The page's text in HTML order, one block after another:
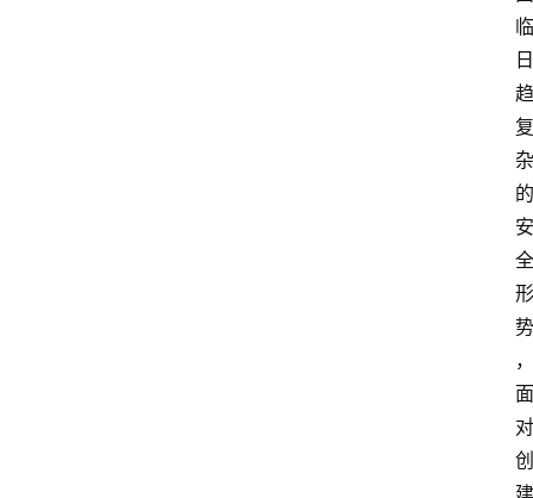
临
日
趋
复
杂
的
安
全
形
势
，
面
对
创
建